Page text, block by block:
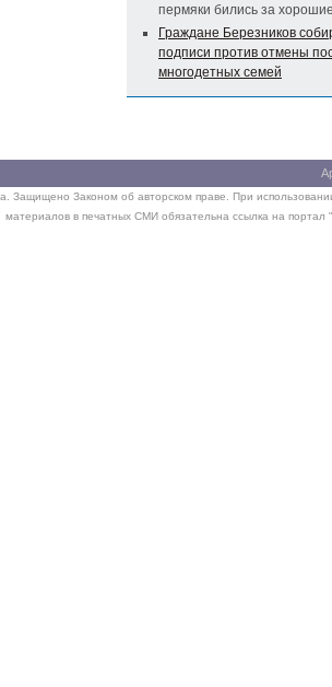
пермяки бились за
Граждане Березников
подписи против отмены
многодетных семей
Защищено Законом об авторском праве. При
материалов в печатных СМИ обязательна ссылка на